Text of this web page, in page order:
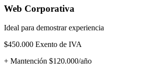
Web Corporativa
Ideal para demostrar experiencia
$450.000 Exento de IVA
+ Mantención $120.000/año